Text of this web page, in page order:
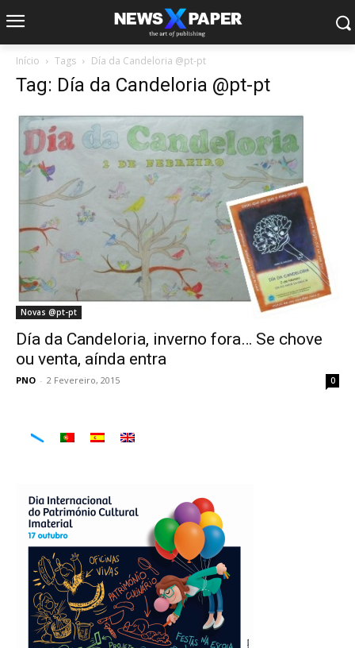
Início Tags Día da Candeloria @pt-pt
Tag: Día da Candeloria @pt-pt
Novas @pt-pt
Día da Candeloria, inverno fora… Se chove
ou venta, aínda entra
PNO - 2 Fevereiro, 2015 0